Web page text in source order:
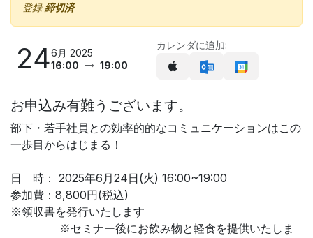
登録締切済
246月 2025
16:00
19:00
カレンダに追加:
お申込み有難うございます。
部下・若手社員との効率的的なコミュニケーションはこの
一歩目からはじまる！
日 時： 2025年6月24日(火) 16:00~19:00
参加費：8,800円(税込)
※領収書を発行いたします
※セミナー後にお飲み物と軽食を提供いたしま